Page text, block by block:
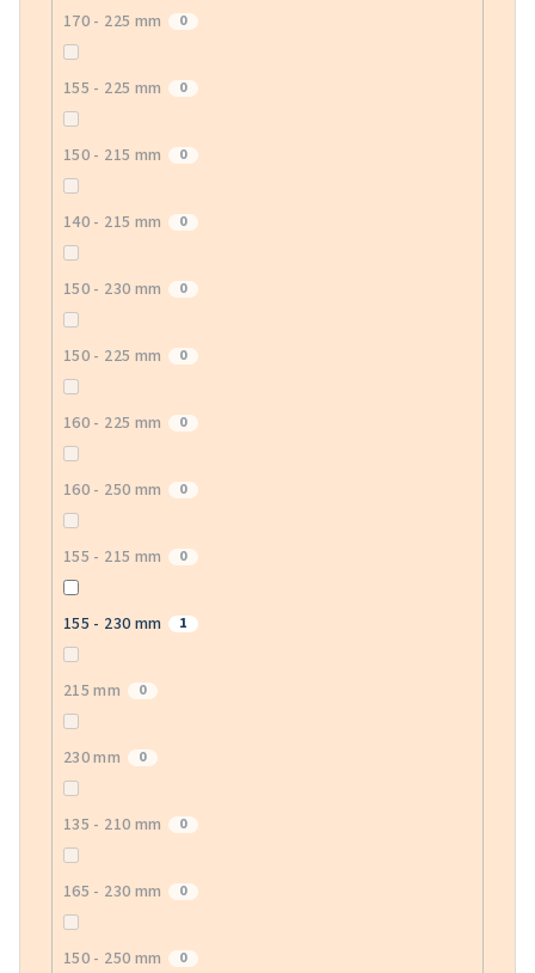
170 - 225 mm 0
155 - 225 mm 0
150 - 215 mm 0
140 - 215 mm 0
150 - 230 mm 0
150 - 225 mm 0
160 - 225 mm 0
160 - 250 mm 0
155 - 215 mm 0
155 - 230 mm 1
215 mm 0
230 mm 0
135 - 210 mm 0
165 - 230 mm 0
150 - 250 mm 0